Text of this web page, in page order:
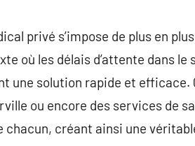
privé s’impose de plus en
où les délais d’attente dans
une solution rapide et efficace.
ou encore des services de
chacun, créant ainsi une